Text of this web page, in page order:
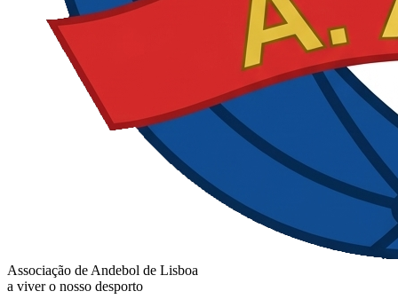
Associação de Andebol de Lisboa
a viver o nosso desporto